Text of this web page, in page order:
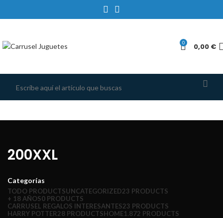
0 0,00 €
200XXL
Categorías
TODO PRODUCTSUNCATEGORIZED23 PRODUCTS
+ 18 AÑOS0 PRODUCTS
CARRUSEL REGALOS INTERESANTES23 PRODUCTS
HARRY POTTER28 PRODUCTSHOME1.872 PRODUCTS